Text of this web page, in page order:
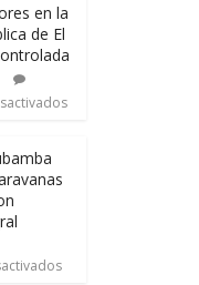
en la
de El